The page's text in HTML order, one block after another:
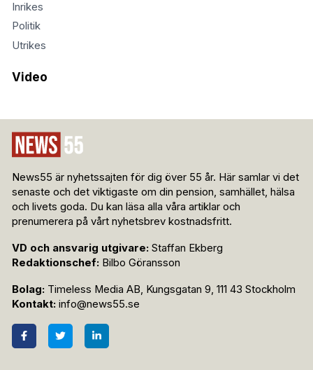
Inrikes
Politik
Utrikes
Video
News55 är nyhetssajten för dig över 55 år. Här samlar vi det
senaste och det viktigaste om din pension, samhället, hälsa
och livets goda. Du kan läsa alla våra artiklar och
prenumerera på vårt nyhetsbrev kostnadsfritt.
VD och ansvarig utgivare: Staffan Ekberg
Redaktionschef: Bilbo Göransson
Bolag: Timeless Media AB, Kungsgatan 9, 111 43 Stockholm
Kontakt: info@news55.se